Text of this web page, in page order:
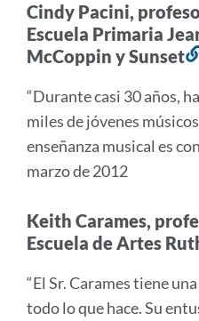
Cindy Pacini,
Escuela Primaria
McCoppin y Sunset
“Durante casi 30 años,
miles de jóvenes
enseñanza musical es
marzo de 2012
Keith Carames,
Escuela de Artes
“El Sr. Carames tiene
todo lo que hace. Su